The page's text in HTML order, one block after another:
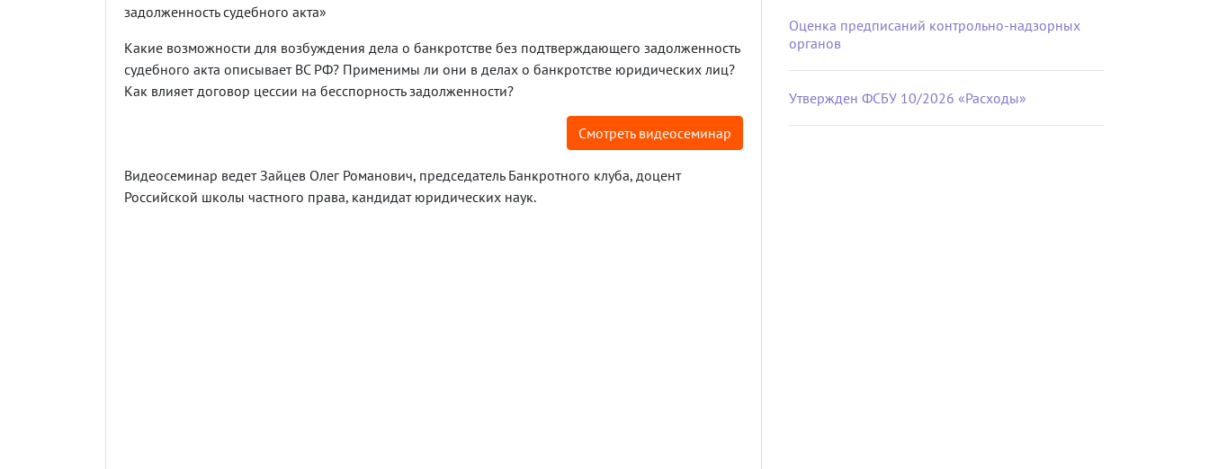
задолженность судебного акта»
Какие возможности для возбуждения дела о банкротстве без подтверждающего задолженность
судебного акта описывает ВС РФ? Применимы ли они в делах о банкротстве юридических лиц?
Как влияет договор цессии на бесспорность задолженности?
Смотреть видеосеминар
Видеосеминар ведет Зайцев Олег Романович, председатель Банкротного клуба, доцент
Российской школы частного права, кандидат юридических наук.
Оценка предписаний контрольно-надзорных
органов
Утвержден ФСБУ 10/2026 «Расходы»